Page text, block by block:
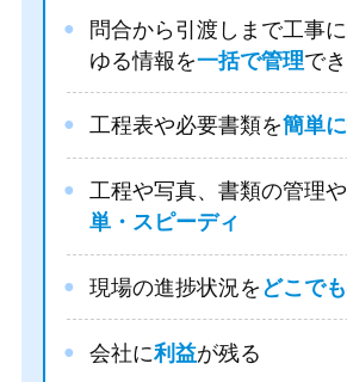
問合から引渡しまで工事
ゆる情報を一括で管理で
工程表や必要書類を簡単
工程や写真、書類の管理
単・スピーディ
現場の進捗状況を どこで
会社に利益が残る